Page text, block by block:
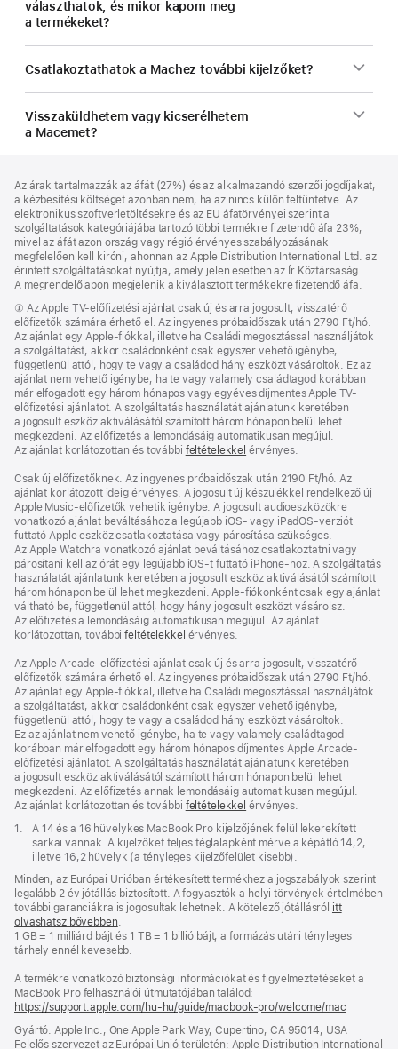
választhatok, és mikor kapom meg
a termékeket?
Csatlakoztathatok a Machez további kijelzőket?
Visszaküldhetem vagy kicserélhetem
a Macemet?
Az árak tartalmazzák az áfát (27%) és az alkalmazandó szerzői jogdíjakat,
a kézbesítési költséget azonban nem, ha az nincs külön feltüntetve. Az
elektronikus szoftverletöltésekre és az EU áfatörvényei szerint a
szolgáltatások kategóriájába tartozó többi termékre fizetendő áfa 23%,
mivel az áfát azon ország vagy régió érvényes szabályozásának
megfelelően kell kiróni, ahonnan az Apple Distribution International Ltd. az
érintett szolgáltatásokat nyújtja, amely jelen esetben az Ír Köztársaság.
A megrendelőlapon megjelenik a kiválasztott termékekre fizetendő áfa.
Lábjegyzet
① Az Apple TV-előfizetési ajánlat csak új és arra jogosult, visszatérő
előfizetők számára érhető el. Az ingyenes próbaidőszak után 2790 Ft/hó.
Az ajánlat egy Apple-fiókkal, illetve ha Családi megosztással használjátok
a szolgáltatást, akkor családonként csak egyszer vehető igénybe,
függetlenül attól, hogy te vagy a családod hány eszközt vásároltok. Ez az
ajánlat nem vehető igénybe, ha te vagy valamely családtagod korábban
már elfogadott egy három hónapos vagy egyéves díjmentes Apple TV-
előfizetési ajánlatot. A szolgáltatás használatát ajánlatunk keretében
a jogosult eszköz aktiválásától számított három hónapon belül lehet
megkezdeni. Az előfizetés a lemondásáig automatikusan megújul.
Az ajánlat korlátozottan és további feltételekkel érvényes.
Csak új előfizetőknek. Az ingyenes próbaidőszak után 2190 Ft/hó. Az
ajánlat korlátozott ideig érvényes. A jogosult új készülékkel rendelkező új
Apple Music-előfizetők vehetik igénybe. A jogosult audioeszközökre
vonatkozó ajánlat beváltásához a legújabb iOS- vagy iPadOS-verziót
futtató Apple eszköz csatlakoztatása vagy párosítása szükséges.
Az Apple Watchra vonatkozó ajánlat beváltásához csatlakoztatni vagy
párosítani kell az órát egy legújabb iOS‑t futtató iPhone‑hoz. A szolgáltatás
használatát ajánlatunk keretében a jogosult eszköz aktiválásától számított
három hónapon belül lehet megkezdeni. Apple-fiókonként csak egy ajánlat
váltható be, függetlenül attól, hogy hány jogosult eszközt vásárolsz.
Az előfizetés a lemondásáig automatikusan megújul. Az ajánlat
korlátozottan, továbbifeltételekkel érvényes.
Az Apple Arcade-előfizetési ajánlat csak új és arra jogosult, visszatérő
előfizetők számára érhető el. Az ingyenes próbaidőszak után 2790 Ft/hó.
Az ajánlat egy Apple-fiókkal, illetve ha Családi megosztással használjátok
a szolgáltatást, akkor családonként csak egyszer vehető igénybe,
függetlenül attól, hogy te vagy a családod hány eszközt vásároltok.
Ez az ajánlat nem vehető igénybe, ha te vagy valamely családtagod
korábban már elfogadott egy három hónapos díjmentes Apple Arcade-
előfizetési ajánlatot. A szolgáltatás használatát ajánlatunk keretében
a jogosult eszköz aktiválásától számított három hónapon belül lehet
megkezdeni. Az előfizetés annak lemondásáig automatikusan megújul.
Az ajánlat korlátozottan és további feltételekkel érvényes.
Lábjegyzet
1.
A 14 és a 16 hüvelykes MacBook Pro kijelzőjének felül lekerekített
sarkai vannak. A kijelzőket teljes téglalapként mérve a képátló 14,2,
illetve 16,2 hüvelyk (a tényleges kijelzőfelület kisebb).
Minden, az Európai Unióban értékesített termékhez a jogszabályok szerint
legalább 2 év jótállás biztosított. A fogyasztók a helyi törvények értelmében
további garanciákra is jogosultak lehetnek. A kötelező jótállásról itt
olvashatsz bővebben.
1 GB = 1 milliárd bájt és 1 TB = 1 billió bájt; a formázás utáni tényleges
tárhely ennél kevesebb.
A termékre vonatkozó biztonsági információkat és figyelmeztetéseket a
MacBook Pro felhasználói útmutatójában találod:
https://support.apple.com/hu-hu/guide/macbook-pro/welcome/mac
nyílik
Gyártó: Apple Inc., One Apple Park Way, Cupertino, CA 95014, USA
Felelős szervezet az Európai Unió területén: Apple Distribution International